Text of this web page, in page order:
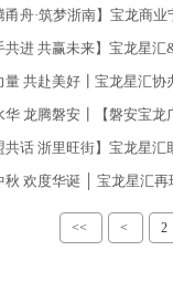
甬舟·筑梦浙南】宝龙商
共进 共赢未来】宝龙星
量 共赴美好┃宝龙星汇协
华 龙腾磐安┃【磐安宝龙
共话 浙里旺街】宝龙星
秋 欢度华诞 │ 宝龙星汇
<< < 2